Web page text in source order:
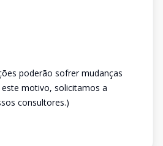
poderão sofrer mudanças
motivo, solicitamos a
consultores.)